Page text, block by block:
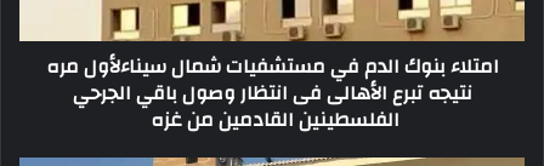
امتلاء بنوك الدم في مستشفيات شمال سيناءلأول مره
نتيجه تبرع الأهالى فى انتظار وصول باقي الجرحي
الفلسطينين القادمين من غزه